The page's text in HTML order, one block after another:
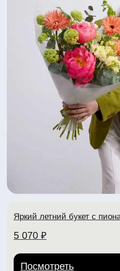
+7 (902) 888-90-70
ИНН: 332704404307
ИП Рабоволик Д.И.
Политика конфиденциальности
пр-т Ленина, 30
+7 (904) 261-07-99